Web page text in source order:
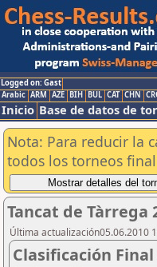
Logged on: Gast
Arabic ARM AZE BIH BUL CAT CHN
Inicio Base de datos de
Nota: Para reducir la
todos los torneos
Tancat de Tàrrega
Última actualización05.06.2010
Clasificación